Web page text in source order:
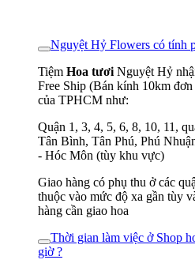
Nguyệt Hỷ Flowers có tính
Tiệm Hoa tươi Nguyệt Hỷ
Free Ship (Bán kính 10km
của TPHCM như:
Quận 1, 3, 4, 5, 6, 8, 10, 11,
Tân Bình, Tân Phú, Phú
- Hóc Môn (tùy khu vực)
Giao hàng có phụ thu ở các
thuộc vào mức độ xa gần tùy
hàng cần giao hoa
Thời gian làm việc ở Shop
giờ ?